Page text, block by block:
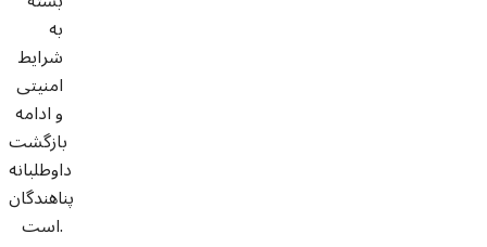
به
شرایط
امنیتی
و ادامه
بازگشت
داوطلبانه
پناهندگان
است.